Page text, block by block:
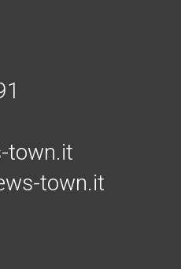
town.it
town.it